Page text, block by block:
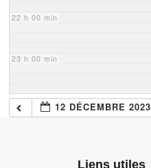
22 h 00 min
23 h 00 min
12 DÉCEMBRE 2023
Liens utiles